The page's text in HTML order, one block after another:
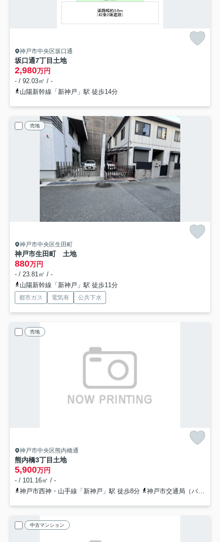
神戸市中央区坂口通
坂口通7丁目土地
2,980万円
- / 92.03㎡ / -
山陽新幹線「新神戸」駅 徒歩14分
売地
神戸市中央区生田町
神戸市生田町 土地
880万円
- / 23.81㎡ / -
山陽新幹線「新神戸」駅 徒歩11分
都市ガス 電気有 公共下水
売地
神戸市中央区熊内橋通
熊内橋3丁目土地
5,900万円
- / 101.16㎡ / -
神戸市西神・山手線「新神戸」駅 徒歩8分
神戸市交通局（バス）「雲中小学校前」バス停下車 徒歩1分
中古マンション